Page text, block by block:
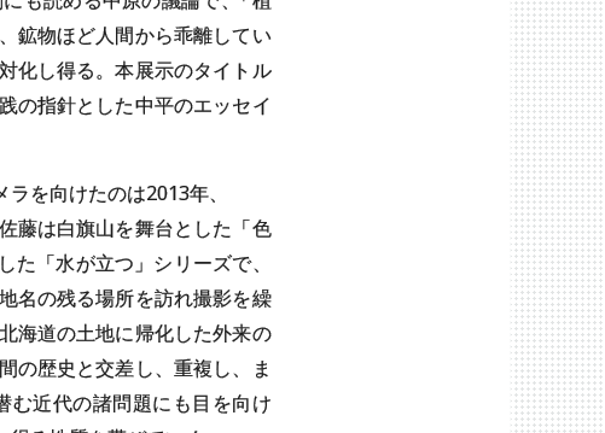
鉱物ほど人間から乖離してい
化し得る。本展示のタイトル
の指針とした中平のエッセイ
を向けたのは2013年、
藤は白旗山を舞台とした「色
「水が立つ」シリーズで、
名の残る場所を訪れ撮影を繰
海道の土地に帰化した外来の
歴史と交差し、重複し、ま
む近代の諸問題にも目を向け